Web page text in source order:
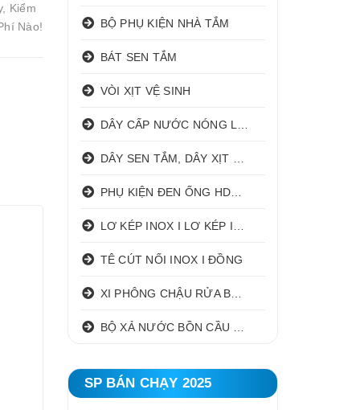
Kiểm
Nào!
BỘ PHỤ KIỆN NHÀ TẮM
BÁT SEN TẮM
VÒI XỊT VỆ SINH
TÊ CÚT NỐI INOX I ĐỒNG
SP BÁN CHẠY 2025